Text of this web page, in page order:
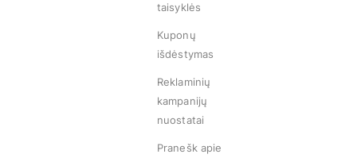
taisyklės
Kuponų
išdėstymas
Reklaminių
kampanijų
nuostatai
Pranešk apie